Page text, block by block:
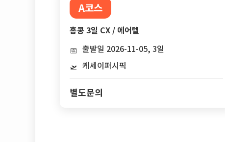
A코스
홍콩 3일 CX / 에어텔
📅 출발일 2026-11-05, 3일
🛫 케세이퍼시픽
별도문의